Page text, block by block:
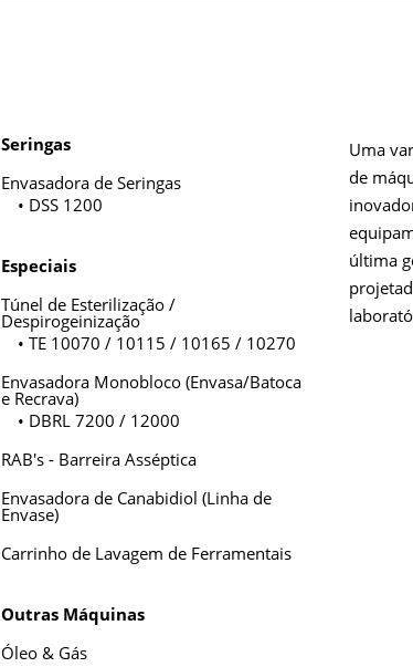
Seringas
Envasadora de Seringas
• DSS 1200
Especiais
Túnel de Esterilização /
Despirogeinização
• TE 10070 / 10115 / 10165 / 10270
Envasadora Monobloco (Envasa/Batoca
e Recrava)
• DBRL 7200 / 12000
RAB's - Barreira Asséptica
Envasadora de Canabidiol (Linha de
Envase)
Carrinho de Lavagem de Ferramentais
Outras Máquinas
Óleo & Gás
Uma
de
última